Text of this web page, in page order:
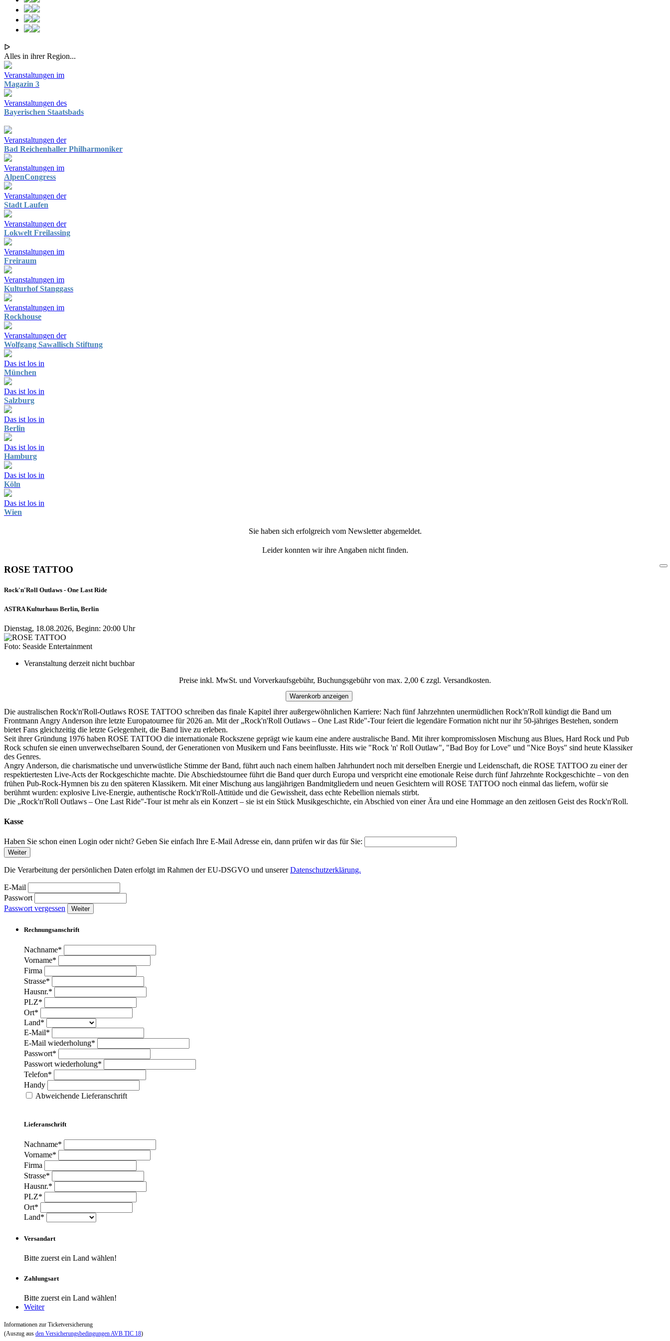
ᐅ
Alles in ihrer Region...
Veranstaltungen im
Magazin 3
Veranstaltungen des
Bayerischen Staatsbads
Veranstaltungen der
Bad Reichenhaller Philharmoniker
Veranstaltungen im
AlpenCongress
Veranstaltungen der
Stadt Laufen
Veranstaltungen der
Lokwelt Freilassing
Veranstaltungen im
Freiraum
Veranstaltungen im
Kulturhof Stanggass
Veranstaltungen im
Rockhouse
Veranstaltungen der
Wolfgang Sawallisch Stiftung
Das ist los in
München
Das ist los in
Salzburg
Das ist los in
Berlin
Das ist los in
Hamburg
Das ist los in
Köln
Das ist los in
Wien
Sie haben sich erfolgreich vom Newsletter abgemeldet.
Leider konnten wir ihre Angaben nicht finden.
ROSE TATTOO
Rock'n'Roll Outlaws - One Last Ride
ASTRA Kulturhaus Berlin, Berlin
Dienstag, 18.08.2026, Beginn: 20:00 Uhr
Foto: Seaside Entertainment
Veranstaltung derzeit nicht buchbar
Preise inkl. MwSt. und Vorverkaufsgebühr, Buchungsgebühr von max. 2,00 € zzgl. Versandkosten.
Warenkorb anzeigen
Die australischen Rock'n'Roll-Outlaws ROSE TATTOO schreiben das finale Kapitel ihrer außergewöhnlichen Karriere: Nach fünf Jahrzehnten unermüdlichen Rock'n'Roll kündigt die Band um
Frontmann Angry Anderson ihre letzte Europatournee für 2026 an. Mit der „Rock'n'Roll Outlaws – One Last Ride"-Tour feiert die legendäre Formation nicht nur ihr 50-jähriges Bestehen, sondern
bietet Fans gleichzeitig die letzte Gelegenheit, die Band live zu erleben.
Seit ihrer Gründung 1976 haben ROSE TATTOO die internationale Rockszene geprägt wie kaum eine andere australische Band. Mit ihrer kompromisslosen Mischung aus Blues, Hard Rock und Pub
Rock schufen sie einen unverwechselbaren Sound, der Generationen von Musikern und Fans beeinflusste. Hits wie "Rock 'n' Roll Outlaw", "Bad Boy for Love" und "Nice Boys" sind heute Klassiker
des Genres.
Angry Anderson, die charismatische und unverwüstliche Stimme der Band, führt auch nach einem halben Jahrhundert noch mit derselben Energie und Leidenschaft, die ROSE TATTOO zu einer der
respektiertesten Live-Acts der Rockgeschichte machte. Die Abschiedstournee führt die Band quer durch Europa und verspricht eine emotionale Reise durch fünf Jahrzehnte Rockgeschichte – von den
frühen Pub-Rock-Hymnen bis zu den späteren Klassikern. Mit einer Mischung aus langjährigen Bandmitgliedern und neuen Gesichtern will ROSE TATTOO noch einmal das liefern, wofür sie
berühmt wurden: explosive Live-Energie, authentische Rock'n'Roll-Attitüde und die Gewissheit, dass echte Rebellion niemals stirbt.
Die „Rock'n'Roll Outlaws – One Last Ride"-Tour ist mehr als ein Konzert – sie ist ein Stück Musikgeschichte, ein Abschied von einer Ära und eine Hommage an den zeitlosen Geist des Rock'n'Roll.
Kasse
Haben Sie schon einen Login oder nicht? Geben Sie einfach Ihre E-Mail Adresse ein, dann prüfen wir das für Sie:
Weiter
Die Verarbeitung der persönlichen Daten erfolgt im Rahmen der EU-DSGVO und unsererDatenschutzerklärung.
E-Mail
Passwort
Passwort vergessen
Weiter
Rechnungsanschrift
Nachname*
Vorname*
Firma
Strasse*
Hausnr.*
PLZ*
Ort*
Land*
E-Mail*
E-Mail wiederholung*
Passwort*
Passwort wiederholung*
Telefon*
Handy
Abweichende Lieferanschrift
Lieferanschrift
Nachname*
Vorname*
Firma
Strasse*
Hausnr.*
PLZ*
Ort*
Land*
Versandart
Bitte zuerst ein Land wählen!
Zahlungsart
Bitte zuerst ein Land wählen!
Weiter
Informationen zur Ticketversicherung
(Auszug aus den Versicherungsbedingungen AVB TIC 18)